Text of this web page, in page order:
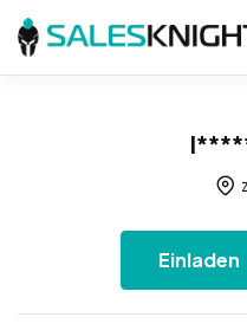
Einladen